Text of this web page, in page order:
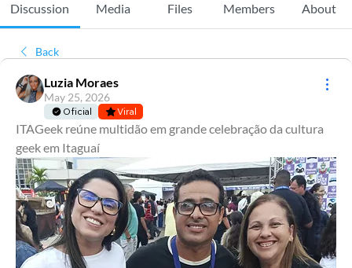
Discussion Media Files Members About
Back
Luzia Moraes
May 25, 2026
Oficial Viral
ITAGeek reúne multidão em grande celebração da cultura
geek em Itaguaí